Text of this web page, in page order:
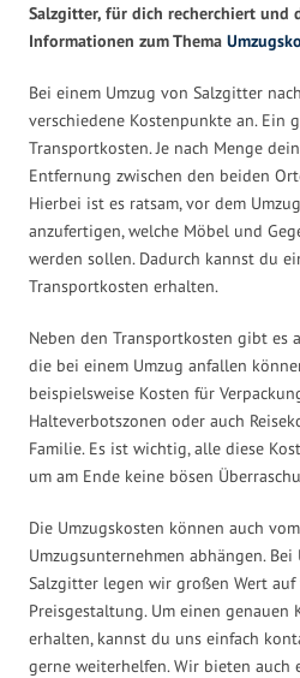
Salzgitter, für dich recherchiert und
Informationen zum Thema
Bei einem Umzug von Salzgitter
verschiedene Kostenpunkte an. Ein
Transportkosten. Je nach Menge
Entfernung zwischen den beiden
Hierbei ist es ratsam, vor dem
anzufertigen, welche Möbel und
werden sollen. Dadurch kannst du
Transportkosten erhalten.
Neben den Transportkosten gibt es
die bei einem Umzug anfallen
beispielsweise Kosten für
Halteverbotszonen oder auch
Familie. Es ist wichtig, alle diese
um am Ende keine bösen
Die Umzugskosten können auch
Umzugsunternehmen abhängen.
Salzgitter legen wir großen Wert
Preisgestaltung. Um einen genauen
erhalten, kannst du uns einfach
gerne weiterhelfen. Wir bieten auch